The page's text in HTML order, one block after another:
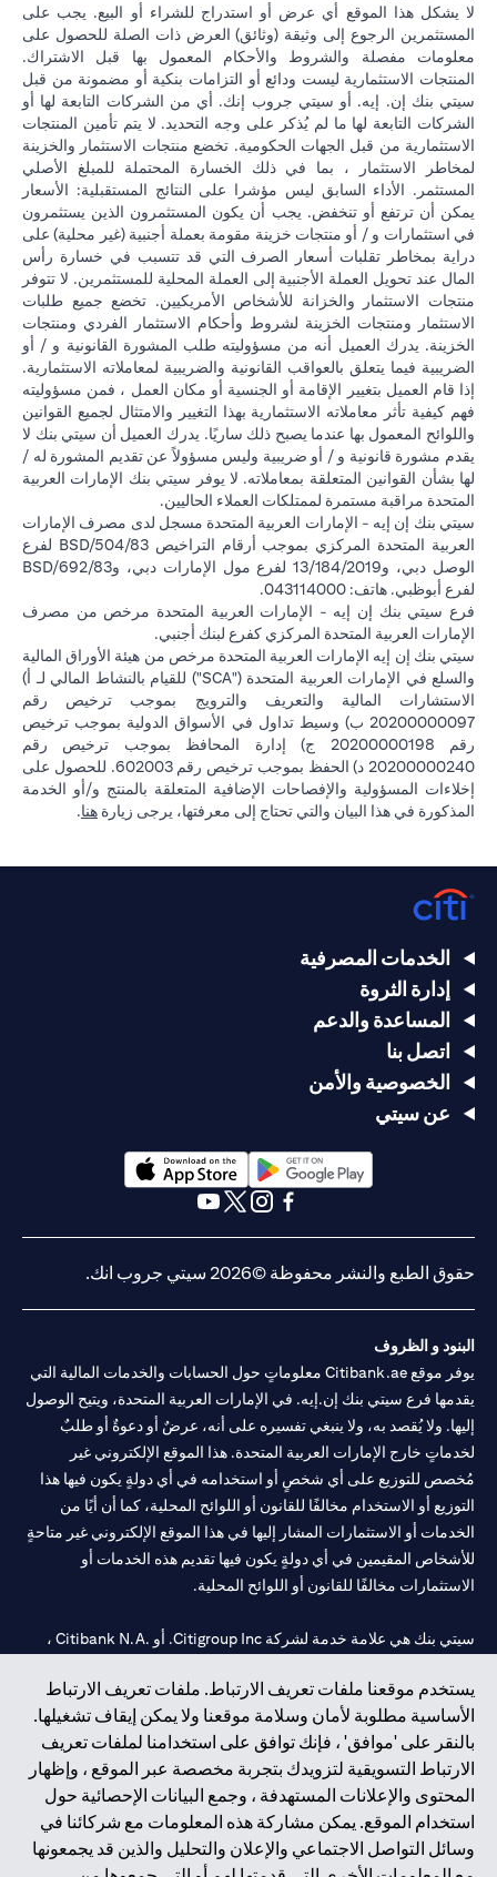
لا يشكل هذا الموقع أي عرض أو استدراج للشراء أو البيع. يجب على
المستثمرين الرجوع إلى وثيقة (وثائق) العرض ذات الصلة للحصول على
معلومات مفصلة والشروط والأحكام المعمول بها قبل الاشتراك.
المنتجات الاستثمارية ليست ودائع أو التزامات بنكية أو مضمونة من قبل
سيتي بنك إن. إيه. أو سيتي جروب إنك. أي من الشركات التابعة لها أو
الشركات التابعة لها ما لم يُذكر على وجه التحديد. لا يتم تأمين المنتجات
الاستثمارية من قبل الجهات الحكومية. تخضع منتجات الاستثمار والخزينة
لمخاطر الاستثمار ، بما في ذلك الخسارة المحتملة للمبلغ الأصلي
المستثمر. الأداء السابق ليس مؤشرا على النتائج المستقبلية: الأسعار
يمكن أن ترتفع أو تنخفض. يجب أن يكون المستثمرون الذين يستثمرون
في استثمارات و / أو منتجات خزينة مقومة بعملة أجنبية (غير محلية) على
دراية بمخاطر تقلبات أسعار الصرف التي قد تتسبب في خسارة رأس
المال عند تحويل العملة الأجنبية إلى العملة المحلية للمستثمرين. لا تتوفر
منتجات الاستثمار والخزانة للأشخاص الأمريكيين. تخضع جميع طلبات
الاستثمار ومنتجات الخزينة لشروط وأحكام الاستثمار الفردي ومنتجات
الخزينة. يدرك العميل أنه من مسؤوليته طلب المشورة القانونية و / أو
الضريبية فيما يتعلق بالعواقب القانونية والضريبية لمعاملاته الاستثمارية.
إذا قام العميل بتغيير الإقامة أو الجنسية أو مكان العمل ، فمن مسؤوليته
فهم كيفية تأثر معاملاته الاستثمارية بهذا التغيير والامتثال لجميع القوانين
واللوائح المعمول بها عندما يصبح ذلك ساريًا. يدرك العميل أن سيتي بنك لا
يقدم مشورة قانونية و / أو ضريبية وليس مسؤولاً عن تقديم المشورة له /
لها بشأن القوانين المتعلقة بمعاملاته. لا يوفر سيتي بنك الإمارات العربية
المتحدة مراقبة مستمرة لممتلكات العملاء الحاليين.
سيتي بنك إن إيه - الإمارات العربية المتحدة مسجل لدى مصرف الإمارات
العربية المتحدة المركزي بموجب أرقام التراخيص BSD/504/83 لفرع
الوصل دبي، و13/184/2019 لفرع مول الإمارات دبي، وBSD/692/83
لفرع أبوظبي. هاتف: 043114000.
فرع سيتي بنك إن إيه - الإمارات العربية المتحدة مرخص من مصرف
الإمارات العربية المتحدة المركزي كفرع لبنك أجنبي.
سيتي بنك إن إيه الإمارات العربية المتحدة مرخص من هيئة الأوراق المالية
والسلع في الإمارات العربية المتحدة ("SCA") للقيام بالنشاط المالي لـ أ)
الاستشارات المالية والتعريف والترويج بموجب ترخيص رقم
20200000097 ب) وسيط تداول في الأسواق الدولية بموجب ترخيص
رقم 20200000198 ج) إدارة المحافظ بموجب ترخيص رقم
20200000240 د) الحفظ بموجب ترخيص رقم 602003. للحصول على
إخلاءات المسؤولية والإفصاحات الإضافية المتعلقة بالمنتج و/أو الخدمة
المذكورة في هذا البيان والتي تحتاج إلى معرفتها، يرجى زيارة هنا.
يستخدم موقعنا ملفات تعريف الارتباط. ملفات تعريف الارتباط
الأساسية مطلوبة لأمان وسلامة موقعنا ولا يمكن إيقاف تشغيلها.
بالنقر على 'موافق' ، فإنك توافق على استخدامنا لملفات تعريف
الارتباط التسويقية لتزويدك بتجربة مخصصة عبر الموقع ، وإظهار
المحتوى والإعلانات المستهدفة ، وجمع البيانات الإحصائية حول
استخدام الموقع. يمكن مشاركة هذه المعلومات مع شركائنا في
وسائل التواصل الاجتماعي والإعلان والتحليل والذين قد يجمعونها
الخدمات المصرفية
إدارة الثروة
المساعدة والدعم
اتصل بنا
الخصوصية والأمن
عن سيتي
opens in a new tab
opens in a new tab
حقوق الطبع والنشر محفوظة ©2026 سيتي جروب انك.
البنود و الظروف
يوفر موقع Citibank.ae معلوماتٍ حول الحسابات والخدمات المالية التي
يقدمها فرع سيتي بنك إن.إيه. في الإمارات العربية المتحدة، ويتيح الوصول
إليها. ولا يُقصد به، ولا ينبغي تفسيره على أنه، عرضٌ أو دعوةٌ أو طلبٌ
لخدماتٍ خارج الإمارات العربية المتحدة. هذا الموقع الإلكتروني غير
مُخصص للتوزيع على أي شخصٍ أو استخدامه في أي دولةٍ يكون فيها هذا
التوزيع أو الاستخدام مخالفًا للقانون أو اللوائح المحلية، كما أن أيًا من
الخدمات أو الاستثمارات المشار إليها في هذا الموقع الإلكتروني غير متاحةٍ
للأشخاص المقيمين في أي دولةٍ يكون فيها تقديم هذه الخدمات أو
الاستثمارات مخالفًا للقانون أو اللوائح المحلية.
سيتي بنك هي علامة خدمة لشركة Citigroup Inc. أو .Citibank N.A ،
سيتي بنك إن. إيه. الإمارات مسجل لدى مصرف الإمارات المركزي تحت
أرقام التراخيص 202563 لفرع الوصل في دبي، 531989 لفرع مول
الإمارات في دبي، و CN-1002019 لفرع أبوظبي. هاتف: 4000 311 04.
فرع سيتي بنك إن إيه - الإمارات العربية المتحدة مرخص من مصرف
الإمارات العربية المتحدة المركزي كفرع لبنك أجنبي.
سيتي بنك إن إيه الإمارات العربية المتحدة مرخص من هيئة الأوراق المالية